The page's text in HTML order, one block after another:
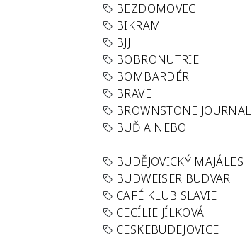
BEZDOMOVEC
BIKRAM
BJJ
BOBRONUTRIE
BOMBARDÉR
BRAVE
BROWNSTONE JOURNAL
BUĎ A NEBO
BUDĚJOVICKÝ MAJÁLES
BUDWEISER BUDVAR
CAFÉ KLUB SLAVIE
CECÍLIE JÍLKOVÁ
CESKEBUDEJOVICE